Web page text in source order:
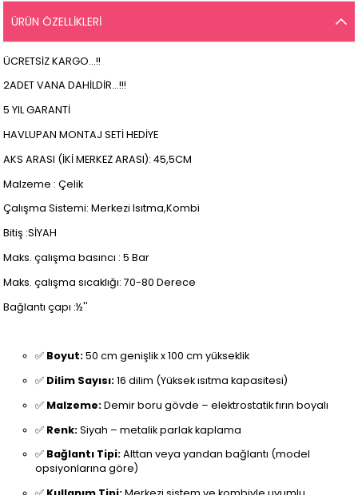
ÜRÜN ÖZELLIKLERI
ÜCRETSİZ KARGO...!!
2ADET VANA DAHİLDİR...!!!
5 YIL GARANTİ
HAVLUPAN MONTAJ SETİ HEDİYE
AKS ARASI (İKİ MERKEZ ARASI): 45,5CM
Malzeme : Çelik
Çalışma Sistemi: Merkezi Isıtma,Kombi
Bitiş :SİYAH
Maks. çalışma basıncı : 5 Bar
Maks. çalışma sıcaklığı: 70-80 Derece
Bağlantı çapı :½''
✅ Boyut:50 cm genişlik x 100 cm yükseklik
✅ Dilim Sayısı:16 dilim (Yüksek ısıtma kapasitesi)
✅ Malzeme:Demir boru gövde – elektrostatik fırın boyalı
✅ Renk:Siyah – metalik parlak kaplama
✅ Bağlantı Tipi:Alttan veya yandan bağlantı (model
opsiyonlarına göre)